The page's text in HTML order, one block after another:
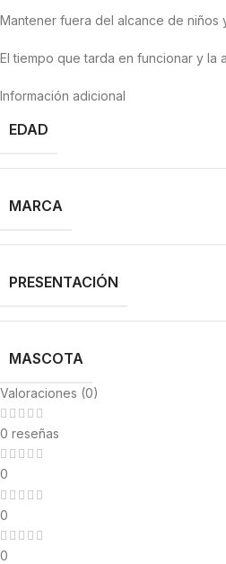
Mantener fuera del alcance de niños
El tiempo que tarda en funcionar y
Información adicional
EDAD
MARCA
PRESENTACIÓN
MASCOTA
Valoraciones (0)
0 reseñas
0
0
0